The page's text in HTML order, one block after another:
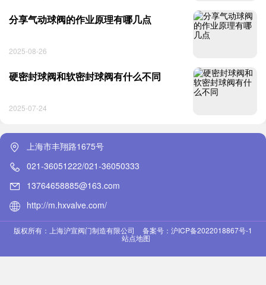
分享气动球阀的作业原理有哪几点
2025-08-26
硬密封球阀和软密封球阀有什么不同
2025-07-24
上海市丰翔路1675号
021-36051222/021-36050333
13764658885@163.com
http://m.hxvalve.com/
版权所有：上海沪宣阀门制造有限公司 备案号：沪ICP备2022018867号-1
站点地图